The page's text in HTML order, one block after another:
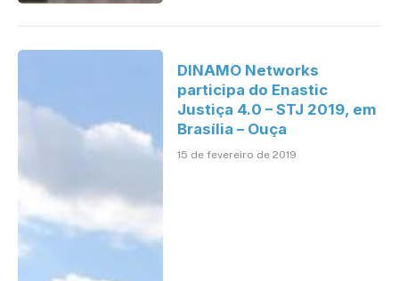
DINAMO Networks
participa do Enastic
Justiça 4.0 – STJ 2019, em
Brasília – Ouça
15 de fevereiro de 2019